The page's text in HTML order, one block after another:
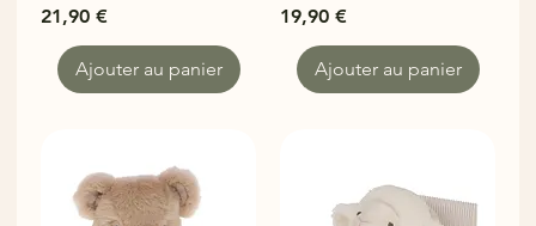
Prix
21,90 €
Ajouter au panier
Prix
19,90 €
Ajouter au panier